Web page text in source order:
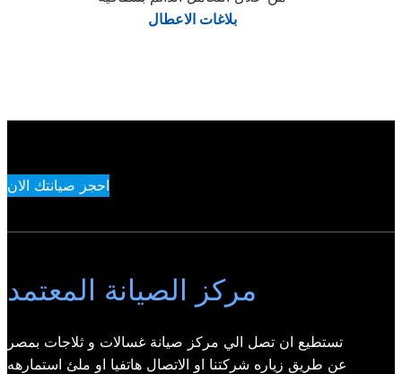
بلاغات الاعطال
احجز صيانتك الان
مركز الصيانة المعتمد
تستطيع ان تصل الي مركز صيانة غسالات و ثلاجات بمصر
عن طريق زياره شركتنا او الاتصال هاتفيا او ملئ استمارهه